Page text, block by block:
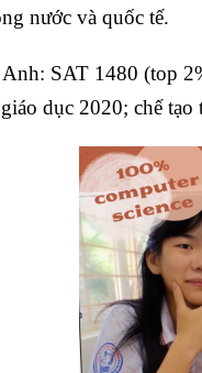
nước và quốc tế.
SAT 1480 (top
dục 2020; chế